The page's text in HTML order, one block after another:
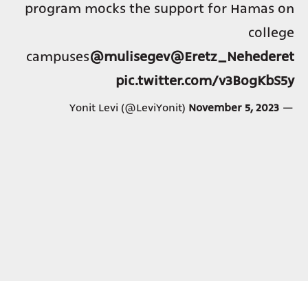
program mocks the support for Hamas on
college
campuses@mulisegev@Eretz_Nehederet
pic.twitter.com/v3BogKbS5y
— Yonit Levi (@LeviYonit)
November 5, 2023